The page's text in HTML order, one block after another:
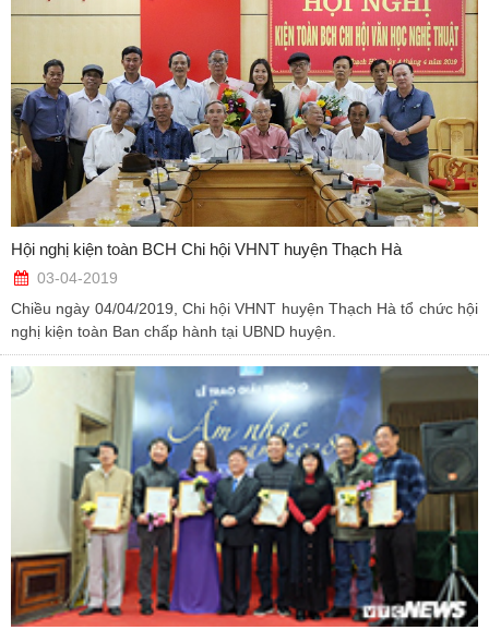
Hội nghị kiện toàn BCH Chi hội VHNT huyện Thạch Hà
03-04-2019
Chiều ngày 04/04/2019, Chi hội VHNT huyện Thạch Hà tổ chức hội
nghị kiện toàn Ban chấp hành tại UBND huyện.